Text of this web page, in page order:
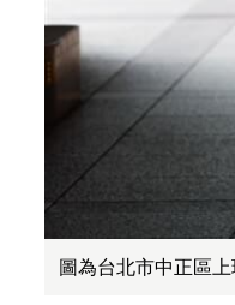
圖為台北市中正區上